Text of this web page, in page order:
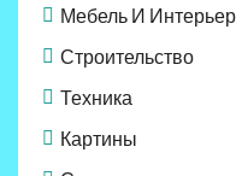
Мебель И Интерьер
Строительство
Техника
Картины